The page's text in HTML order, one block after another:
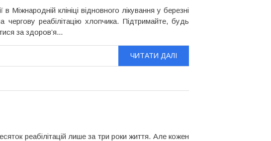
клініці відновного лікування у березні
реабілітацію хлопчика. Підтримайте, будь
за здоров’я...
ЧИТАТИ ДАЛІ
реабілітацій лише за три роки життя. Але кожен